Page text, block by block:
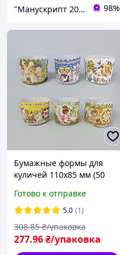
"Манускрипт 2012" 98%
Бумажные формы для
куличей 110х85 мм (50
Форма для кулича,
краффинов и панеттоне
(на 350 г теста) Ассорти
Готово к отправке
5.0 (1)
277.96₴/упаковка
308.85 ₴/упаковка